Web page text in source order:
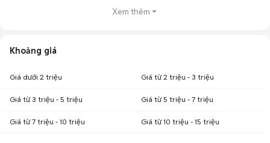
Xem thêm
Khoảng giá
Giá dưới 2 triệu Giá từ 2 triệu - 3 triệu
Giá từ 3 triệu - 5 triệu Giá từ 5 triệu - 7 triệu
Giá từ 7 triệu - 10 triệu Giá từ 10 triệu - 15 triệu